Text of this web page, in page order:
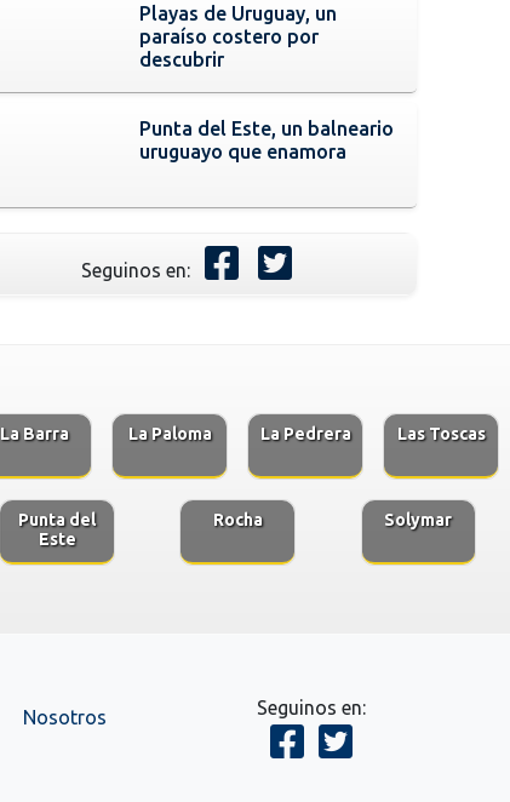
Playas de Uruguay, un
paraíso costero por
descubrir
Punta del Este, un balneario
uruguayo que enamora
Seguinos en:
La Barra La Paloma La Pedrera Las Toscas
Punta del
Este
Rocha Solymar
Nosotros Seguinos en: